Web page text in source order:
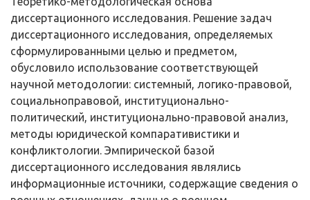
диссертационного исследова­ния. Решение задач
диссертационного исследования, определяемых
сформу­лированными целью и предметом,
обусловило использование соответствую­щей
научной методологии: системный, логико-правовой,
социально­правовой, институционально-
политический, институционально-правовой анализ,
методы юридической компаративистики и
конфликтологии. Эмпири­ческой базой
диссертационного исследования являлись
информационные ис­точники, содержащие сведения о